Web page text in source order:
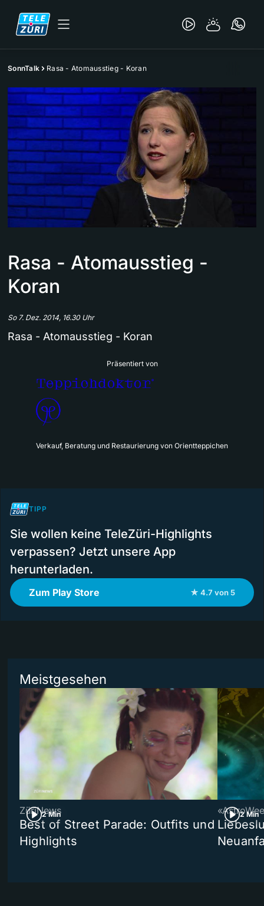
SonnTalk Rasa - Atomausstieg - Koran
Rasa - Atomausstieg -
Koran
So 7. Dez. 2014, 16.30 Uhr
Rasa - Atomausstieg - Koran
Präsentiert von
Verkauf, Beratung und Restaurierung von Orientteppichen
TIPP
Sie wollen keine TeleZüri-Highlights
verpassen? Jetzt unsere App
herunterladen.
Zum Play Store ★ 4.7 von 5
Meistgesehen
2 Min
ZüriNews
Best of Street Parade: Outfits und
Highlights
2 Min